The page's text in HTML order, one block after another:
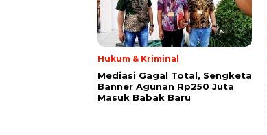
Hukum & Kriminal
Mediasi Gagal Total, Sengketa
Banner Agunan Rp250 Juta
Masuk Babak Baru